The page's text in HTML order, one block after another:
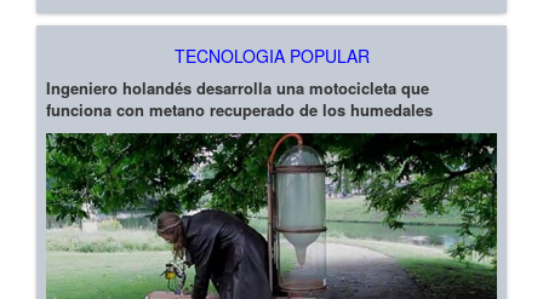
TECNOLOGIA POPULAR
Ingeniero holandés desarrolla una motocicleta que
funciona con metano recuperado de los humedales